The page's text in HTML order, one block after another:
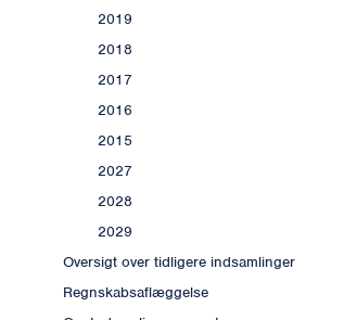
2019
2018
2017
2016
2015
2027
2028
2029
Oversigt over tidligere indsamlinger
Regnskabsaflæggelse